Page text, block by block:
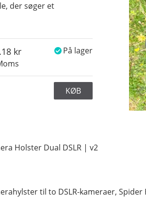
der søger et
På lager
KØB
Holster Dual DSLR | v2
til to DSLR-kameraer,